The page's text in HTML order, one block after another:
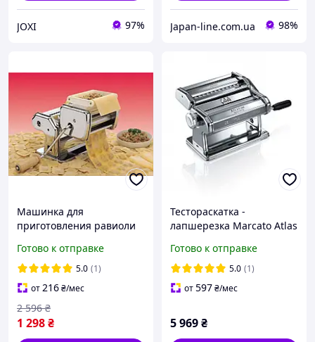
JOXI 97% Japan-line.com.ua 98%
Машинка для
приготовления равиоли
ручная настольная
лапшерезка
механическая
Готово к отправке
5.0 (1)
от216₴/мес
1 298₴
2 596 ₴
Тестораскатка -
лапшерезка Marcato Atlas
Готово к отправке
5.0 (1)
от597₴/мес
5 969₴